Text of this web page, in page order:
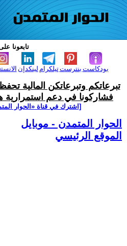
تابعونا
لينكدإن تيلكرامبنترست بودكاست
تبرعاتكم وتبرعاتكن المالية
فشاركونا في دعم استمرارية
[اشترك في قناة ‫«الحوار
الحوار المتمدن - موبايل
الموقع الرئيسي